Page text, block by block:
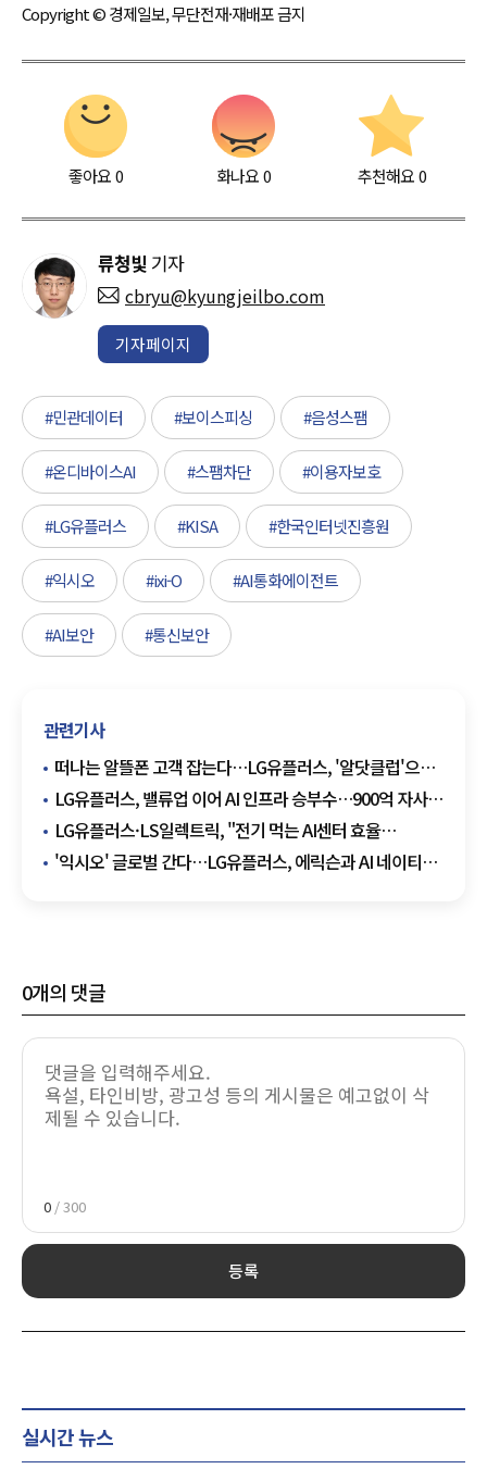
Copyright © 경제일보, 무단전재·재배포 금지
좋아요0 화나요0 추천해요 0
류청빛 기자
cbryu@kyungjeilbo.com
기자페이지
#민관데이터 #보이스피싱 #음성스팸
#온디바이스AI #스팸차단 #이용자보호
#LG유플러스 #KISA #한국인터넷진흥원
#익시오 #ixi-O #AI통화에이전트
#AI보안 #통신보안
관련기사
떠나는 알뜰폰 고객 잡는다…LG유플러스, '알닷클럽'으로
장기 이용 공략
LG유플러스, 밸류업 이어 AI 인프라 승부수…900억 자사주
·1.3조 AIDC 투자 병행
LG유플러스·LS일렉트릭, "전기 먹는 AI센터 효율
높인다"…차세대 AIDC 전력 혁신
'익시오' 글로벌 간다…LG유플러스, 에릭슨과 AI 네이티브
0개의 댓글
0 / 300
등록
실시간 뉴스